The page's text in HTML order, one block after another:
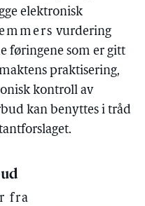
elektronisk
vurdering
føringene som er gitt
praktisering,
kontroll av
kan benyttes i tråd
fra